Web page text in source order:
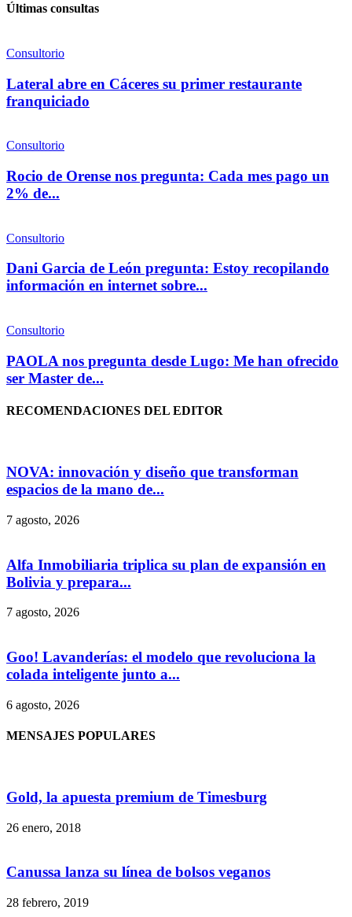
Últimas consultas
Consultorio
Lateral abre en Cáceres su primer restaurante
franquiciado
Consultorio
Rocio de Orense nos pregunta: Cada mes pago un
2% de...
Consultorio
Dani Garcia de León pregunta: Estoy recopilando
información en internet sobre...
Consultorio
PAOLA nos pregunta desde Lugo: Me han ofrecido
ser Master de...
RECOMENDACIONES DEL EDITOR
NOVA: innovación y diseño que transforman
espacios de la mano de...
7 agosto, 2026
Alfa Inmobiliaria triplica su plan de expansión en
Bolivia y prepara...
7 agosto, 2026
Goo! Lavanderías: el modelo que revoluciona la
colada inteligente junto a...
6 agosto, 2026
MENSAJES POPULARES
Gold, la apuesta premium de Timesburg
26 enero, 2018
Canussa lanza su línea de bolsos veganos
28 febrero, 2019